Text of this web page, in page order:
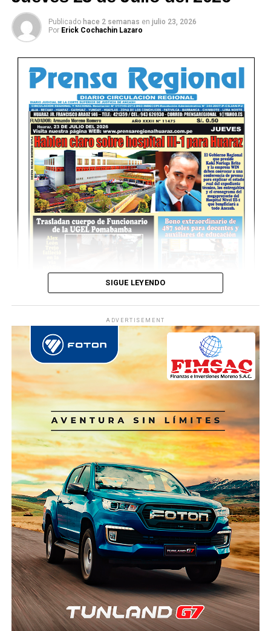
Publicado hace 2 semanas en julio 23, 2026
Por Erick Cochachin Lazaro
Ver Online
SIGUE LEYENDO
ADVERTISEMENT